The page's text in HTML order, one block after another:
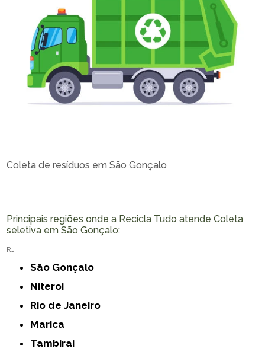
Coleta de resíduos em São Gonçalo
Principais regiões onde a Recicla Tudo atende Coleta
seletiva em São Gonçalo:
RJ
São Gonçalo
Niteroi
Rio de Janeiro
Marica
Tambirai